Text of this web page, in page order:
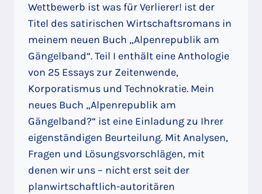
Wettbewerb ist was für Verlierer! ist der
Titel des satirischen Wirtschaftsromans in
meinem neuen Buch „Alpenrepublik am
Gängelband“. Teil I enthält eine Anthologie
von 25 Essays zur Zeitenwende,
Korporatismus und Technokratie. Mein
neues Buch „Alpenrepublik am
Gängelband?“ ist eine Einladung zu Ihrer
eigenständigen Beurteilung. Mit Analysen,
Fragen und Lösungsvorschlägen, mit
denen wir uns – nicht erst seit der
planwirtschaftlich-autoritären